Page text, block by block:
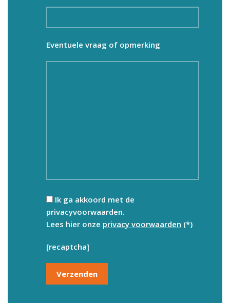
Eventuele vraag of opmerking
Ik ga akkoord met de
privacyvoorwaarden.
Lees hier onze privacy voorwaarden (*)
[recaptcha]